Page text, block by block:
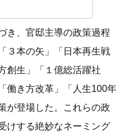
き、官邸主導の政策過程
３本の矢」「日本再生戦
創生」「１億総活躍社
働き方改革」「人生100年
が登場した。これらの政
けする絶妙なネーミング